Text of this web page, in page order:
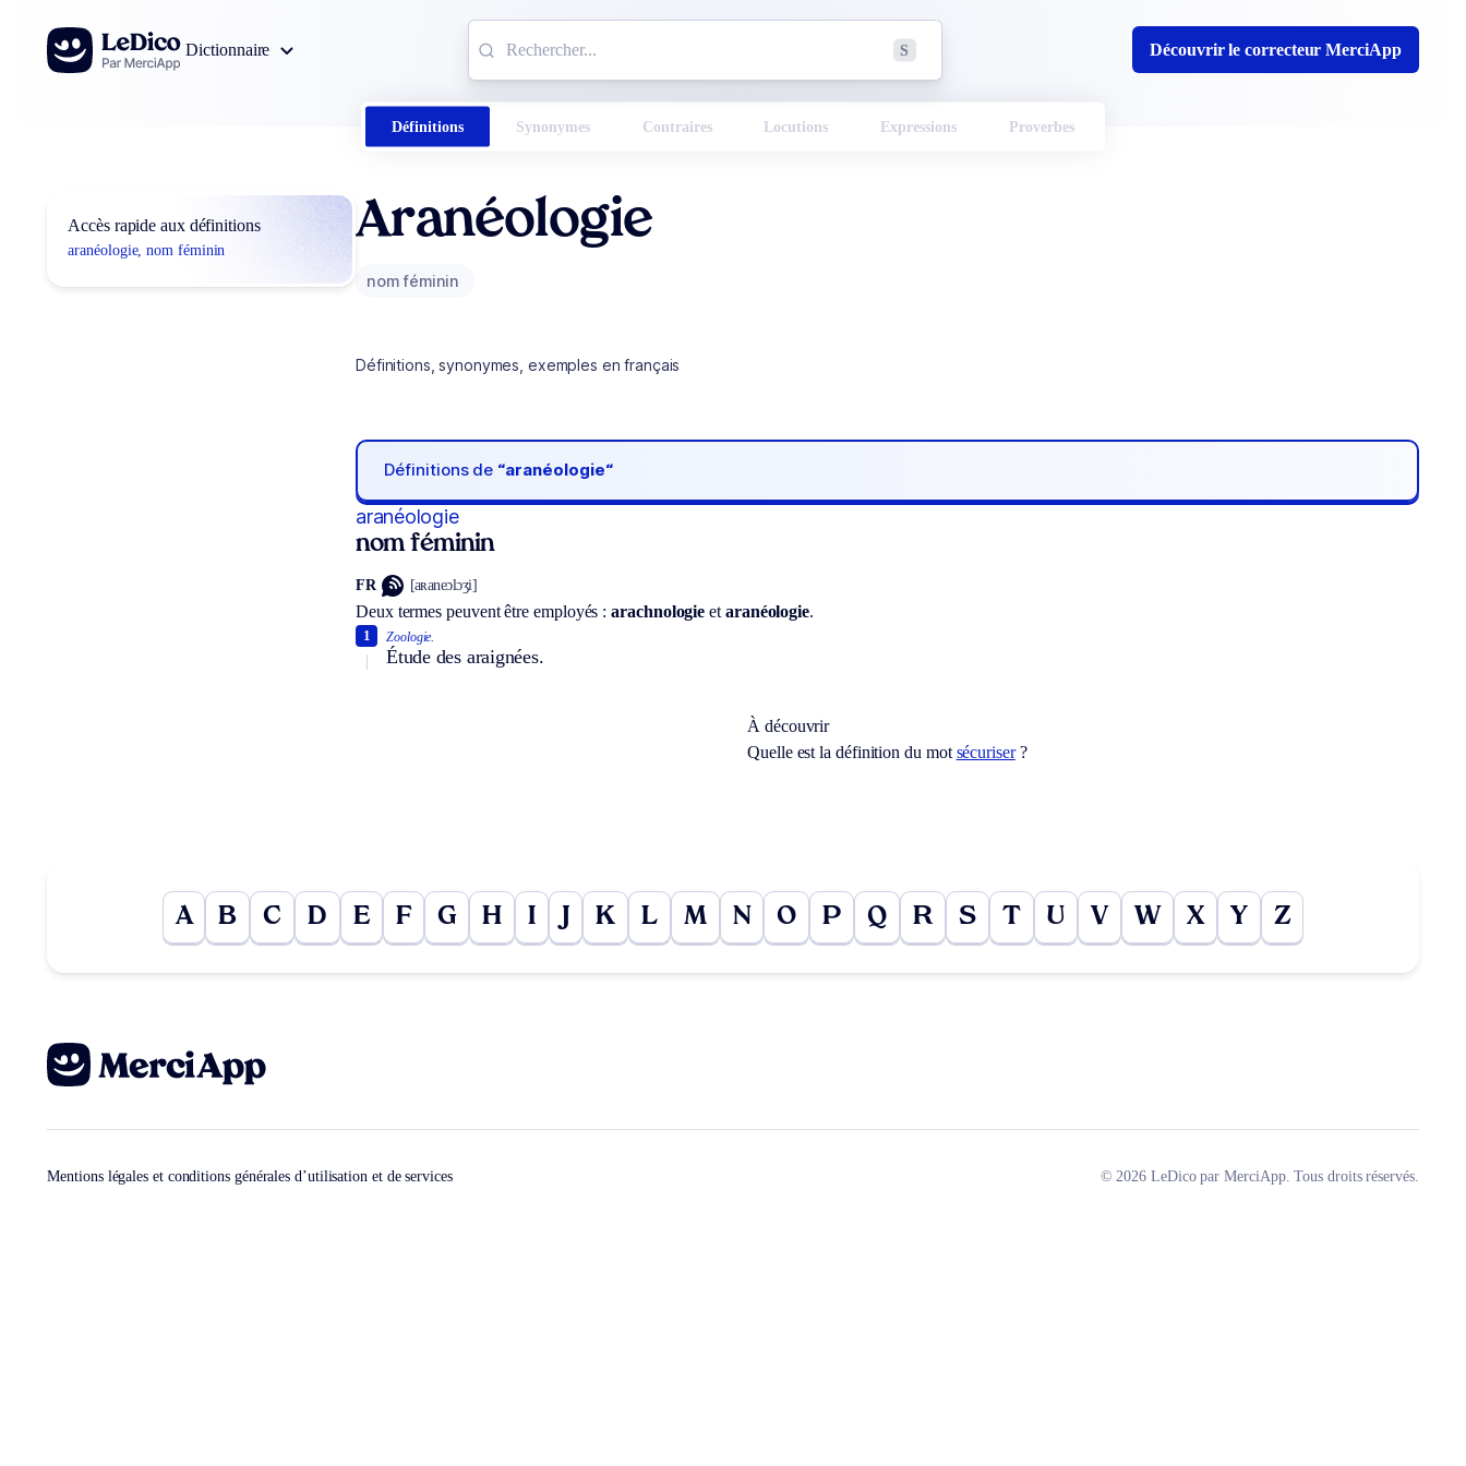
Aller au contenu
Dictionnaire
S Découvrir le correcteur MerciApp
Définitions Synonymes Contraires Locutions Expressions Proverbes
Accès rapide aux définitions
aranéologie, nom féminin
Aranéologie
nom féminin
Définitions, synonymes, exemples en français
Définitions de “aranéologie“
aranéologie
nom féminin
FR [aʀaneɔlɔʒi]
Deux termes peuvent être employés :arachnologie et aranéologie.
Zoologie.
Étude des araignées.
1
À découvrir
Quelle est la définition du mot sécuriser?
A B C D E F G H I K L M N O P Q R S T U V W X Y Z
Mentions légales et conditions générales d’utilisation et de services © 2026 LeDico par MerciApp. Tous droits réservés.